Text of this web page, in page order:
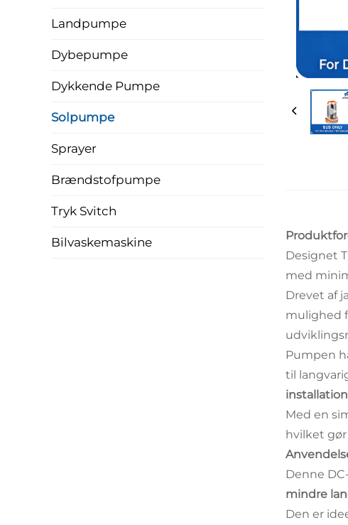
Landpumpe
Dybepumpe
Dykkende Pumpe
Solpumpe
Sprayer
Brændstofpumpe
Tryk Svitch
Bilvaskemaskine
Designet
med
Drevet af
mulighed
Pumpen
til
Med en
hvilket
Denne
mindre
Den er